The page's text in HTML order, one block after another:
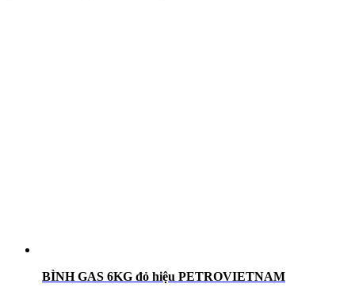
BÌNH GAS 6KG đỏ hiệu PETROVIETNAM